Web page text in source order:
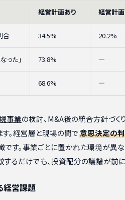
経営計画あり 経営計
合 34.5% 20.2%
った」 73.8% ―
68.6% ―
事業の検討、M&A後の統合方針づく
。経営層と現場の間で意思決定の
です。事業ごとに置かれた環境が異
るだけでも、投資配分の議論が前に
経営課題